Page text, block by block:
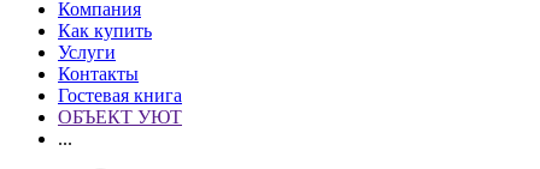
Компания
Как купить
Услуги
Контакты
Гостевая книга
ОБЪЕКТ УЮТ
...